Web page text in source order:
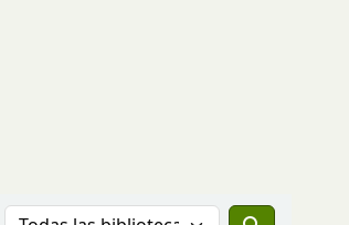
Buscar el catálogo en: